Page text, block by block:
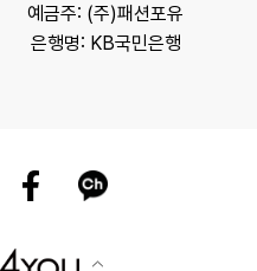
예금주: (주)패션포유
은행명: KB국민은행